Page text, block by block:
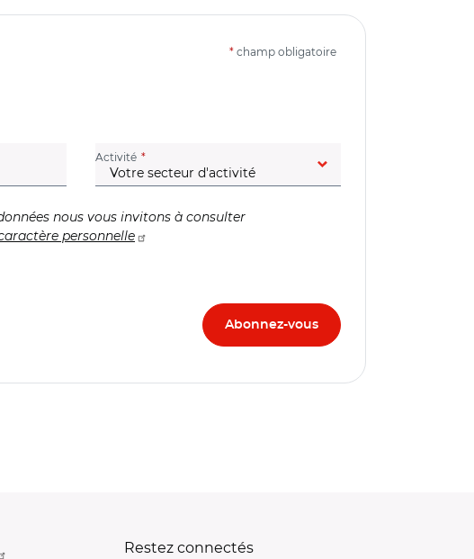
* champ obligatoire
Activité (champ obligatoire)
nous vous invitons à consulter
personnelle
Restez connectés